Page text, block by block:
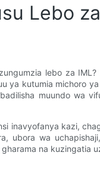
Lebo
lebo za
ya kutumia michoro
muundo wa
inavyofanya kazi,
ubora wa
na kuzingatia